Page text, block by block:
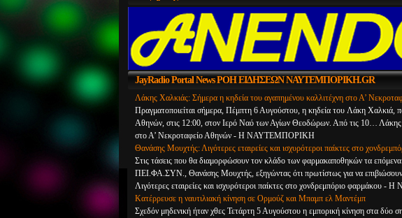
JayRadioPortal News ΡΟΗ ΕΙΔΗΣΕΩΝ ΝΑΥΤΕΜΠΟΡΙΚΗ.GR
Λάκης Χαλκιάς: Σήμερα η κηδεία του αγαπημένου καλλιτέχνη στο Α’
Πραγματοποιείται σήμερα, Πέμπτη 6 Αυγούστου, η κηδεία του Λάκη Χαλκιά,
Αθηνών, στις 12:00, στον Ιερό Ναό των Αγίων Θεοδώρων. Από τις 10… Λάκης
στο Α’ Νεκροταφείο Αθηνών - Η ΝΑΥΤΕΜΠΟΡΙΚΗ
Θανάσης Μουχτής: Λιγότερες εταιρείες και ισχυρότεροι παίκτες στο
Στις τάσεις που θα διαμορφώσουν τον κλάδο των φαρμακαποθηκών τα επόμενα
ΠΕΙ.ΦΑ.ΣΥΝ., Θανάσης Μουχτής, εξηγώντας ότι πρωτίστως για να
Λιγότερες εταιρείες και ισχυρότεροι παίκτες στο χονδρεμπόριο
Κατέρρευσε η ναυτιλιακή κίνηση σε Ορμούζ και Μπαμπ ελ Μαντέμπ
Σχεδόν μηδενική ήταν χθες Τετάρτη 5 Αυγούστου η εμπορική κίνηση στα δύο